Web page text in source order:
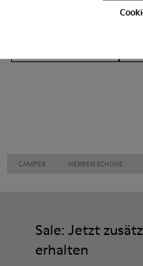
Lässige
CAMPER HERREN SCHUHE
Sale: Jetzt
erhalten